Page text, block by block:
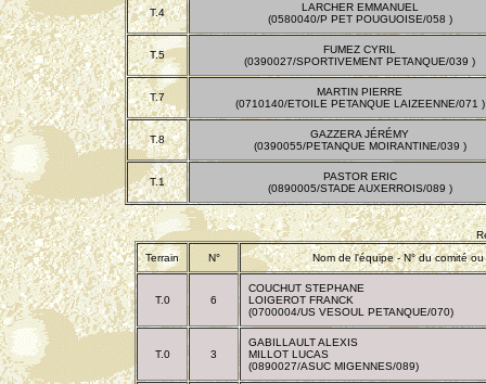
T.4
LARCHER EMMANUEL
(0580040/P PET POUGUOISE/058 )
T.5
FUMEZ CYRIL
(0390027/SPORTIVEMENT PETANQUE/039 )
T.7
MARTIN PIERRE
(0710140/ETOILE PETANQUE LAIZEENNE/071 )
T.8
GAZZERA JÉRÉMY
(0390055/PETANQUE MOIRANTINE/039 )
T.1
PASTOR ERIC
(0890005/STADE AUXERROIS/089 )
Terrain
N° Nom de l'équipe - N° du comité ou
T.0 6
COUCHUT STEPHANE
LOIGEROT FRANCK
(0700004/US VESOUL PETANQUE/070)
T.0 3
GABILLAULT ALEXIS
MILLOT LUCAS
(0890027/ASUC MIGENNES/089)